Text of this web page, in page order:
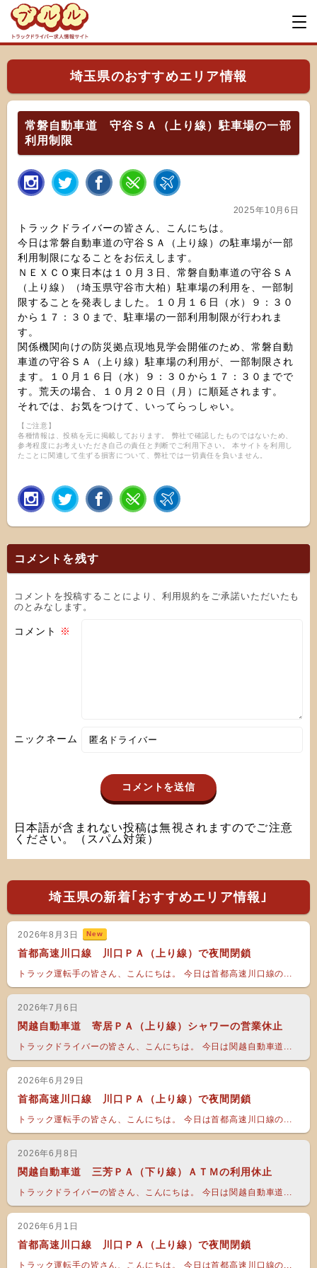
埼玉県のおすすめエリア情報
常磐自動車道 守谷ＳＡ（上り線）駐車場の一部
利用制限
2025年10月6日
トラックドライバーの皆さん、こんにちは。
今日は常磐自動車道の守谷ＳＡ（上り線）の駐車場が一部
利用制限になることをお伝えします。
ＮＥＸＣＯ東日本は１０月３日、常磐自動車道の守谷ＳＡ
（上り線）（埼玉県守谷市大柏）駐車場の利用を、一部制
限することを発表しました。１０月１６日（水）９：３０
から１７：３０まで、駐車場の一部利用制限が行われま
す。
関係機関向けの防災拠点現地見学会開催のため、常磐自動
車道の守谷ＳＡ（上り線）駐車場の利用が、一部制限され
ます。１０月１６日（水）９：３０から１７：３０までで
す。荒天の場合、１０月２０日（月）に順延されます。
それでは、お気をつけて、いってらっしゃい。
【ご注意】
各種情報は、投稿を元に掲載しております。 弊社で確認したものではないため、
参考程度にお考えいただき自己の責任と判断でご利用下さい。 本サイトを利用し
たことに関連して生ずる損害について、弊社では一切責任を負いません。
コメントを残す
コメントを投稿することにより、利用規約をご承諾いただいたも
のとみなします。
コメント ※
ニックネーム
日本語が含まれない投稿は無視されますのでご注意
ください。（スパム対策）
埼玉県の新着｢おすすめエリア情報｣
2026年8月3日 New
首都高速川口線 川口ＰＡ（上り線）で夜間閉鎖
トラック運転手の皆さん、こんにちは。 今日は首都高速川口線の...
2026年7月6日
関越自動車道 寄居ＰＡ（上り線）シャワーの営業休止
トラックドライバーの皆さん、こんにちは。 今日は関越自動車道...
2026年6月29日
首都高速川口線 川口ＰＡ（上り線）で夜間閉鎖
トラック運転手の皆さん、こんにちは。 今日は首都高速川口線の...
2026年6月8日
関越自動車道 三芳ＰＡ（下り線）ＡＴＭの利用休止
トラックドライバーの皆さん、こんにちは。 今日は関越自動車道...
2026年6月1日
首都高速川口線 川口ＰＡ（上り線）で夜間閉鎖
トラック運転手の皆さん、こんにちは。 今日は首都高速川口線の...